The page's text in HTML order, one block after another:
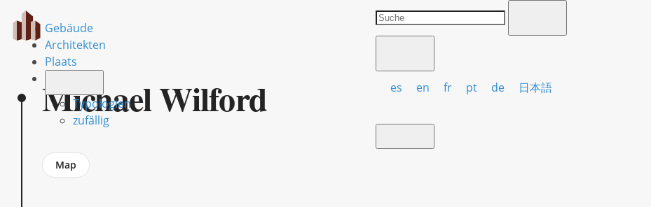
Gebäude
Architekten
Plaats
Typologien
zufällig
es en fr pt de 日本語
Michael Wilford
Jump
to
Map